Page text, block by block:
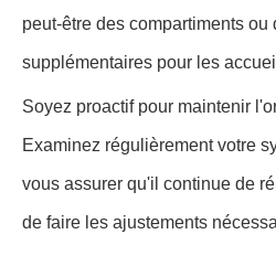
peut-être des compartiments ou
supplémentaires pour les
Soyez proactif pour maintenir
Examinez régulièrement votre
vous assurer qu'il continue de
de faire les ajustements